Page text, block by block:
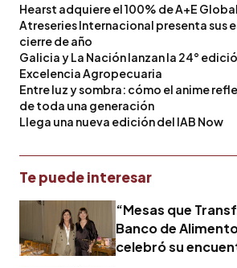
Hearst adquiere el 100% de A+E
Atreseries Internacional presenta sus
cierre de año
Galicia y La Nación lanzan la 24°
Excelencia Agropecuaria
Entre luz y sombra: cómo el anime
de toda una generación
Llega una nueva edición del IAB Now
Te puede interesar
“Mesas que
Banco de
celebró su